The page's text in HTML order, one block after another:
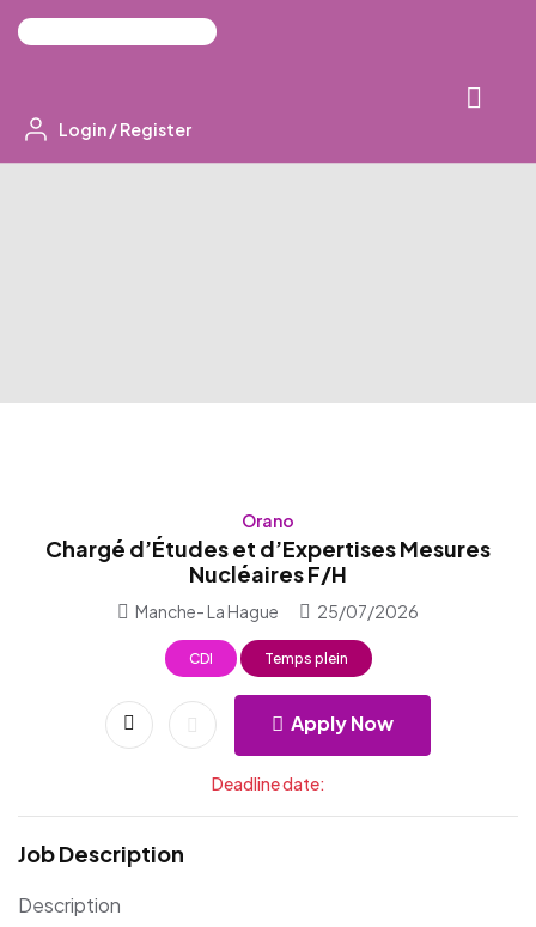
Login /Register
Orano
Chargé d’Études et d’Expertises Mesures
Nucléaires F/H
Manche- La Hague 25/07/2026
CDI Temps plein
Apply Now
Deadline date:
Job Description
Description